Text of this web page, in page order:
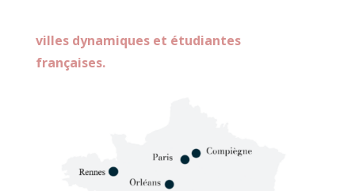
villes dynamiques et étudiantes
françaises.